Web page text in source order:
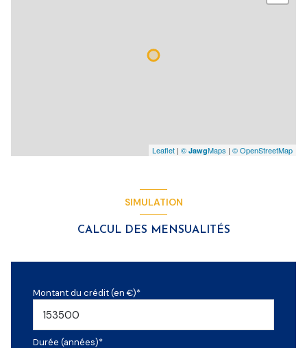
Leaflet | © JawgMaps | © OpenStreetMap
SIMULATION
CALCUL DES MENSUALITÉS
Montant du crédit (en €)*
Durée (années)*